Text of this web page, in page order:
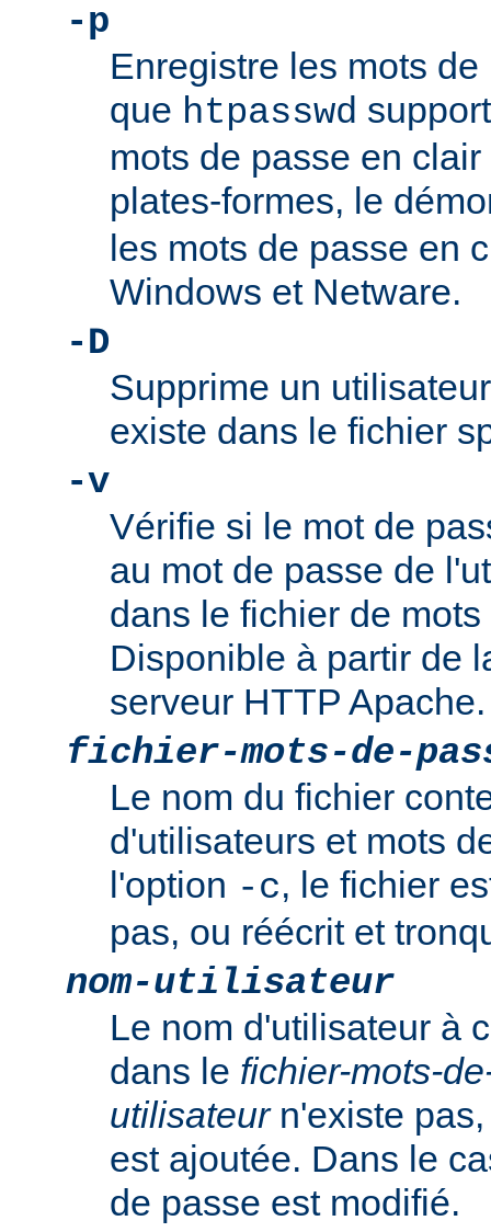
-p
Enregistre les mots
que htpasswd
mots de passe en
plates-formes, le
les mots de passe en
Windows et Netware.
-D
Supprime un
existe dans le fichier
-v
Vérifie si le mot de
au mot de passe de
dans le fichier de
Disponible à partir de
serveur HTTP Apache.
fichier-mots-de-
Le nom du fichier
d'utilisateurs et mots
l'option -c, le fichier
pas, ou réécrit et
nom-utilisateur
Le nom d'utilisateur à
dans le fichier-mots-
utilisateurn'existe
est ajoutée. Dans le
de passe est modifié.